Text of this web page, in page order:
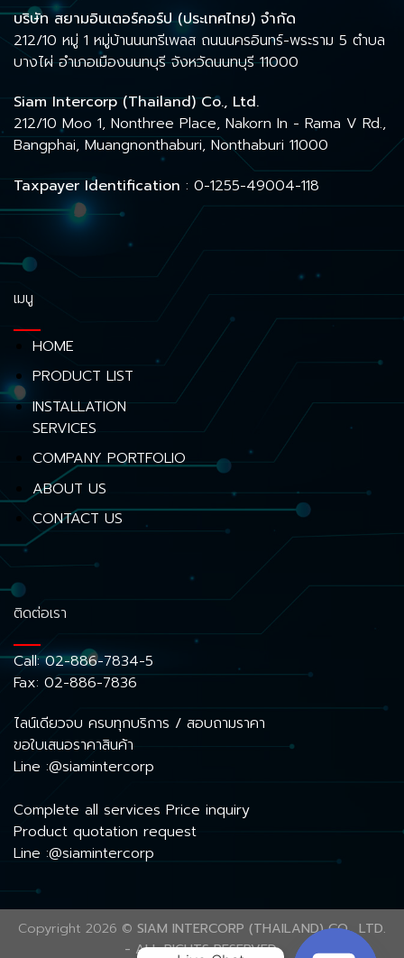
บริษัท สยามอินเตอร์คอร์ป (ประเทศไทย) จำกัด
212/10 หมู่ 1 หมู่บ้านนนทรีเพลส ถนนนครอินทร์-พระราม 5 ตำบล
บางไผ่ อำเภอเมืองนนทบุรี จังหวัดนนทบุรี 11000
Siam Intercorp (Thailand) Co., Ltd.
212/10 Moo 1, Nonthree Place, Nakorn In - Rama V Rd.,
Bangphai, Muangnonthaburi, Nonthaburi 11000
Taxpayer Identification : 0-1255-49004-118
เมนู
HOME
PRODUCT LIST
INSTALLATION
SERVICES
COMPANY PORTFOLIO
ABOUT US
CONTACT US
ติดต่อเรา
Call:02-886-7834-5
Fax: 02-886-7836
ไลน์เดียวจบ ครบทุกบริการ / สอบถามราคา
ขอใบเสนอราคาสินค้า
Line :@siamintercorp
Complete all services Price inquiry
Product quotation request
Line :@siamintercorp
Copyright 2026 © SIAM INTERCORP (THAILAND) CO., LTD.
- ALL RIGHTS RESERVED.